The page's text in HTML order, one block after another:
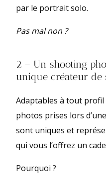
par le portrait solo.
Pas mal non ?
2 – Un shooting
unique créateur de
Adaptables à tout
photos prises lors
sont uniques et
qui vous l’offrez un
Pourquoi ?